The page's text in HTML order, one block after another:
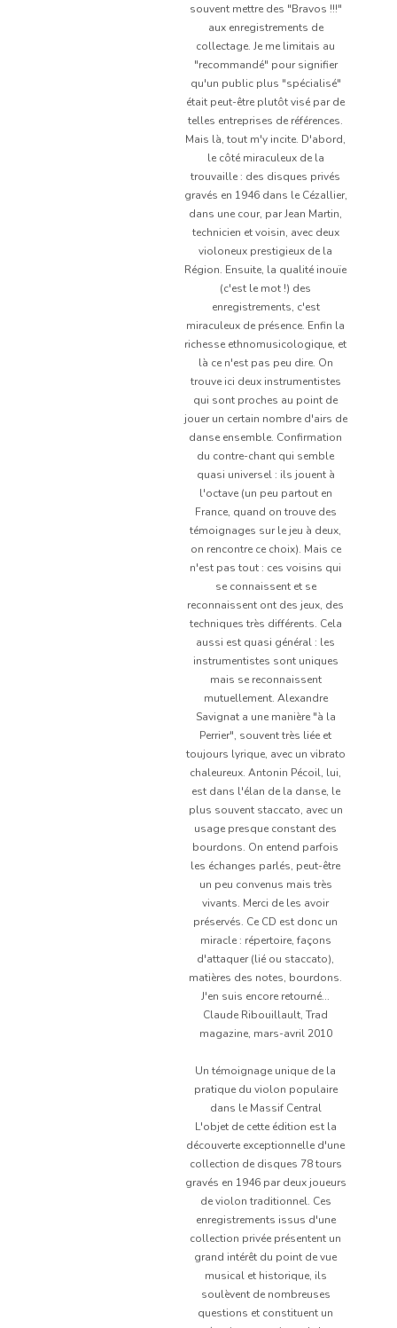
souvent mettre des "Bravos !!!"
aux enregistrements de
collectage. Je me limitais au
"recommandé" pour signifier
qu'un public plus "spécialisé"
était peut-être plutôt visé par de
telles entreprises de références.
Mais là, tout m'y incite. D'abord,
le côté miraculeux de la
trouvaille : des disques privés
gravés en 1946 dans le Cézallier,
dans une cour, par Jean Martin,
technicien et voisin, avec deux
violoneux prestigieux de la
Région. Ensuite, la qualité inouïe
(c'est le mot !) des
enregistrements, c'est
miraculeux de présence. Enfin la
richesse ethnomusicologique, et
là ce n'est pas peu dire. On
trouve ici deux instrumentistes
qui sont proches au point de
jouer un certain nombre d'airs de
danse ensemble. Confirmation
du contre-chant qui semble
quasi universel : ils jouent à
l'octave (un peu partout en
France, quand on trouve des
témoignages sur le jeu à deux,
on rencontre ce choix). Mais ce
n'est pas tout : ces voisins qui
se connaissent et se
reconnaissent ont des jeux, des
techniques très différents. Cela
aussi est quasi général : les
instrumentistes sont uniques
mais se reconnaissent
mutuellement. Alexandre
Savignat a une manière "à la
Perrier", souvent très liée et
toujours lyrique, avec un vibrato
chaleureux. Antonin Pécoil, lui,
est dans l'élan de la danse, le
plus souvent staccato, avec un
usage presque constant des
bourdons. On entend parfois
les échanges parlés, peut-être
un peu convenus mais très
vivants. Merci de les avoir
préservés. Ce CD est donc un
miracle : répertoire, façons
d'attaquer (lié ou staccato),
matières des notes, bourdons.
J'en suis encore retourné...
Claude Ribouillault, Trad
magazine, mars-avril 2010
Un témoignage unique de la
pratique du violon populaire
dans le Massif Central
L'objet de cette édition est la
découverte exceptionnelle d'une
collection de disques 78 tours
gravés en 1946 par deux joueurs
de violon traditionnel. Ces
enregistrements issus d'une
collection privée présentent un
grand intérêt du point de vue
musical et historique, ils
soulèvent de nombreuses
questions et constituent un